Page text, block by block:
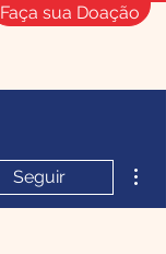
Faça sua Doação
Seguir